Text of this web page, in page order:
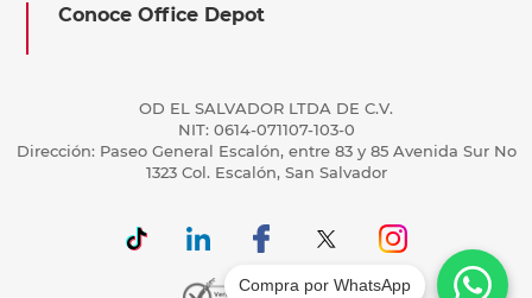
Conoce Office Depot
OD EL SALVADOR LTDA DE C.V.
NIT: 0614-071107-103-0
Dirección: Paseo General Escalón, entre 83 y 85 Avenida Sur No
1323 Col. Escalón, San Salvador
Compra por WhatsApp